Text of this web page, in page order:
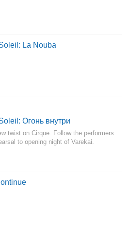
La Nouba
Огонь внутри
twist on Cirque. Follow the performers
to opening night of Varekai.